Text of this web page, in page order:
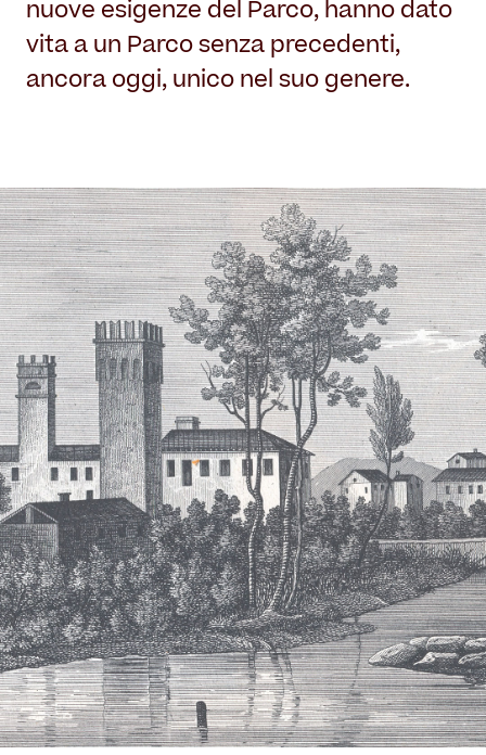
nuove esigenze del Parco, hanno dato
vita a un Parco senza precedenti,
ancora oggi, unico nel suo genere.